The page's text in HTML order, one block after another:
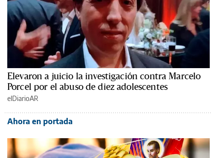
Elevaron a juicio la investigación contra Marcelo
Porcel por el abuso de diez adolescentes
elDiarioAR
Ahora en portada